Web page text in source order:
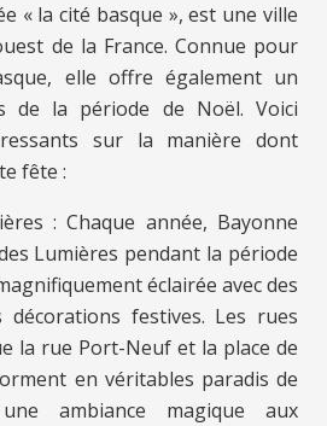
« la cité basque », est une ville
de la France. Connue pour
elle offre également un
de la période de Noël. Voici
sur la manière dont
fête :
: Chaque année, Bayonne
Lumières pendant la période
éclairée avec des
festives. Les rues
la rue Port-Neuf et la place de
en véritables paradis de
ambiance magique aux